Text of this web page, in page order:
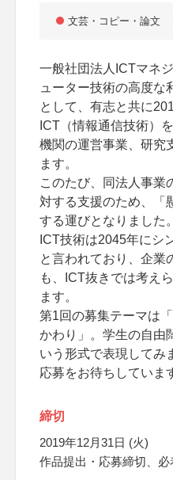
文芸・コピー・論文
一般社団法人ICTマネ
ューター技術の高度な
として、有志と共に
ICT（情報通信技術）
機関の運営事業、研究
ます。
このたび、同法人事業
対する支援のため、「
する運びとなりました。
ICT技術は2045年にシ
と言われており、企業
も、ICT抜きでは考え
ます。
第1回の募集テーマは
かわり」。学生の自由
いう形式で表現してみ
応募をお待ちしていま
締切
2019年12月31日 (火)
作品提出・応募締切、必